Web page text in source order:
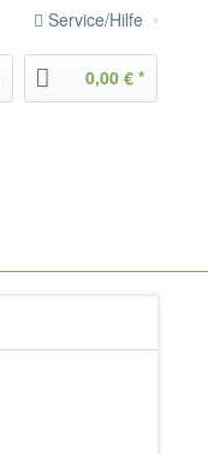
Service/Hilfe
0,00 € *